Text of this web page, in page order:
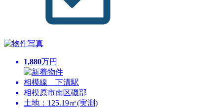
1,880万円
相模線 下溝駅
相模原市南区磯部
土地：125.19㎡(実測)